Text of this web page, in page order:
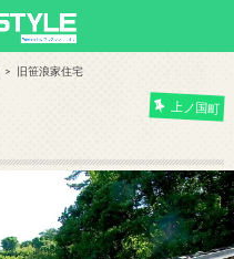
旧笹浪家住宅
上ノ国町